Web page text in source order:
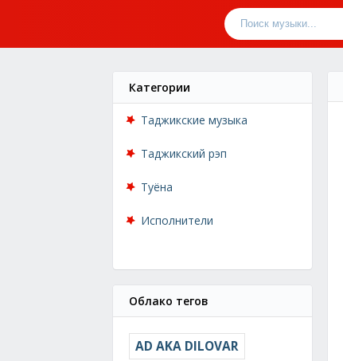
Категории
Таджикские музыка
Таджикский рэп
Туёна
Исполнители
Облако тегов
AD AKA DILOVAR